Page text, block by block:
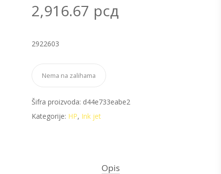
2,916.67 рсд
2922603
Nema na zalihama
Šifra proizvoda: d44e733eabe2
Kategorije: HP, Ink jet
Opis